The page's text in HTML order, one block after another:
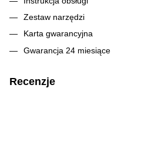
Zestaw narzędzi
Karta gwarancyjna
Gwarancja 24 miesiące
Recenzje